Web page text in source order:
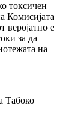
токсичен
Комисијата
веројатно е
за да
на